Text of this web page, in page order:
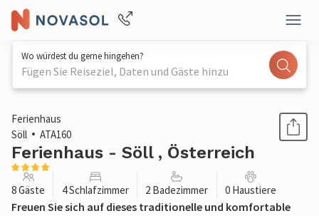
Wo würdest du gerne hingehen?
Fügen Sie Reiseziel, Daten und Gäste hinzu
1 / 17
Ferienhaus
Söll
ATA160
Ferienhaus - Söll , Österreich
8 Gäste 4 Schlafzimmer 2 Badezimmer 0 Haustiere
Freuen Sie sich auf dieses traditionelle und komfortable